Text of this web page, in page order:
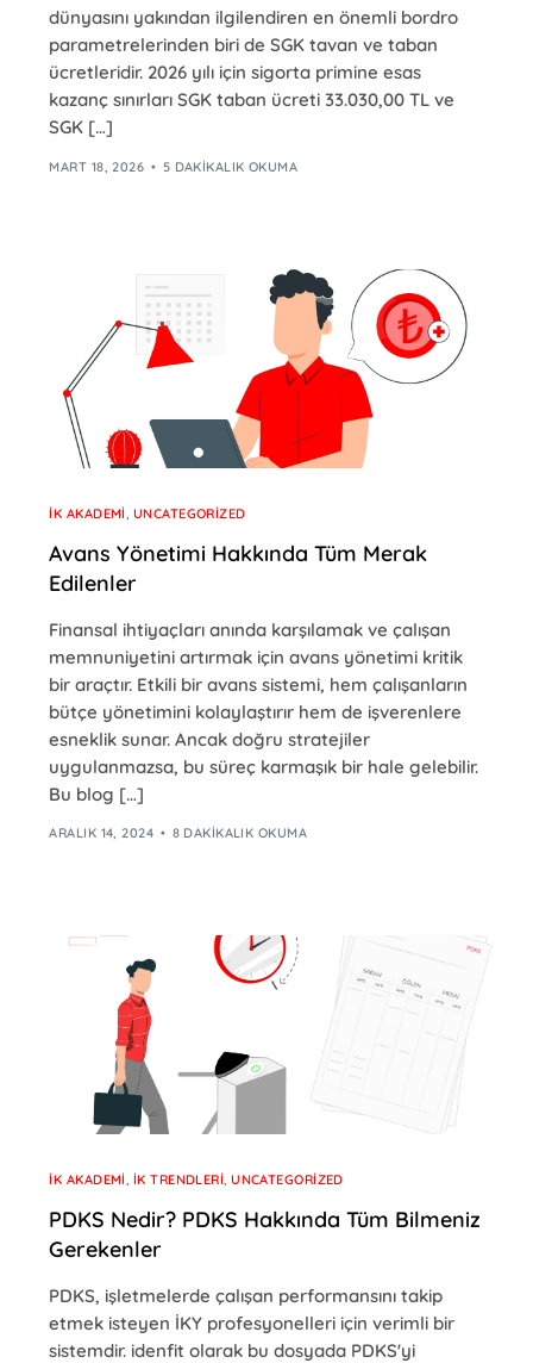
dünyasını yakından ilgilendiren en önemli bordro
parametrelerinden biri de SGK tavan ve taban
ücretleridir. 2026 yılı için sigorta primine esas
kazanç sınırları SGK taban ücreti 33.030,00 TL ve
SGK […]
MART 18, 2026 5 DAKIKALIK OKUMA
İK AKADEMI UNCATEGORIZED
Avans Yönetimi Hakkında Tüm Merak
Edilenler
Finansal ihtiyaçları anında karşılamak ve çalışan
memnuniyetini artırmak için avans yönetimi kritik
bir araçtır. Etkili bir avans sistemi, hem çalışanların
bütçe yönetimini kolaylaştırır hem de işverenlere
esneklik sunar. Ancak doğru stratejiler
uygulanmazsa, bu süreç karmaşık bir hale gelebilir.
Bu blog […]
ARALIK 14, 2024 8 DAKIKALIK OKUMA
İK AKADEMI, İK TRENDLERI,UNCATEGORIZED
PDKS Nedir? PDKS Hakkında Tüm Bilmeniz
Gerekenler
PDKS, işletmelerde çalışan performansını takip
etmek isteyen İKY profesyonelleri için verimli bir
sistemdir. idenfit olarak bu dosyada PDKS'yi